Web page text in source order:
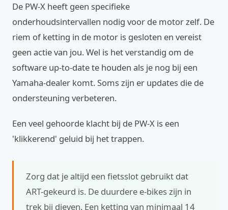
De PW-X heeft geen specifieke
onderhoudsintervallen nodig voor de motor zelf. De
riem of ketting in de motor is gesloten en vereist
geen actie van jou. Wel is het verstandig om de
software up-to-date te houden als je nog bij een
Yamaha-dealer komt. Soms zijn er updates die de
ondersteuning verbeteren.
Een veel gehoorde klacht bij de PW-X is een
'klikkerend' geluid bij het trappen.
Zorg dat je altijd een fietsslot gebruikt dat
ART-gekeurd is. De duurdere e-bikes zijn in
trek bij dieven. Een ketting van minimaal 14